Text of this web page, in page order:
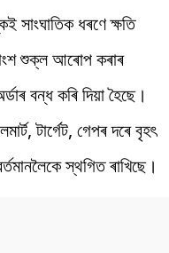
সাংঘাতিক ধৰণে ক্ষতি
শুক্ল আৰোপ কৰাৰ
বন্ধ কৰি দিয়া হৈছে।
টাৰ্গেট, গেপৰ দৰে বৃহৎ
স্থগিত ৰাখিছে।